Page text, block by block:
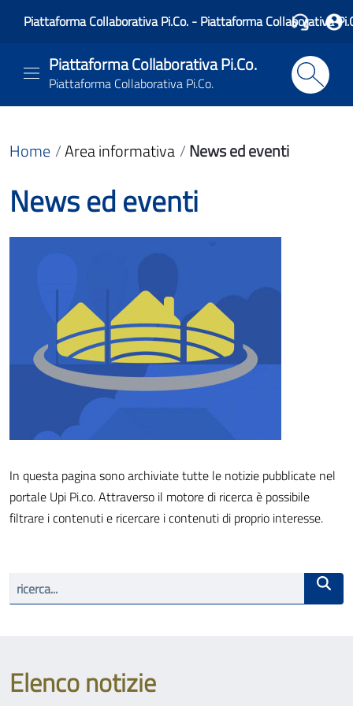
Piattaforma Collaborativa Pi.Co. - Piattaforma Collaborativa
Piattaforma Collaborativa Pi.Co.
Piattaforma Collaborativa Pi.Co.
Home Area informativa News ed eventi
News ed eventi
In questa pagina sono archiviate tutte le notizie pubblicate nel
portale Upi Pi.co. Attraverso il motore di ricerca è possibile
filtrare i contenuti e ricercare i contenuti di proprio interesse.
Elenco notizie